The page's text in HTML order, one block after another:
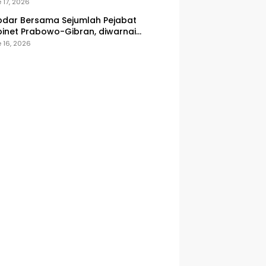
Bersama Sejumlah Pejabat
Prabowo-Gibran, diwarnai
16, 2026